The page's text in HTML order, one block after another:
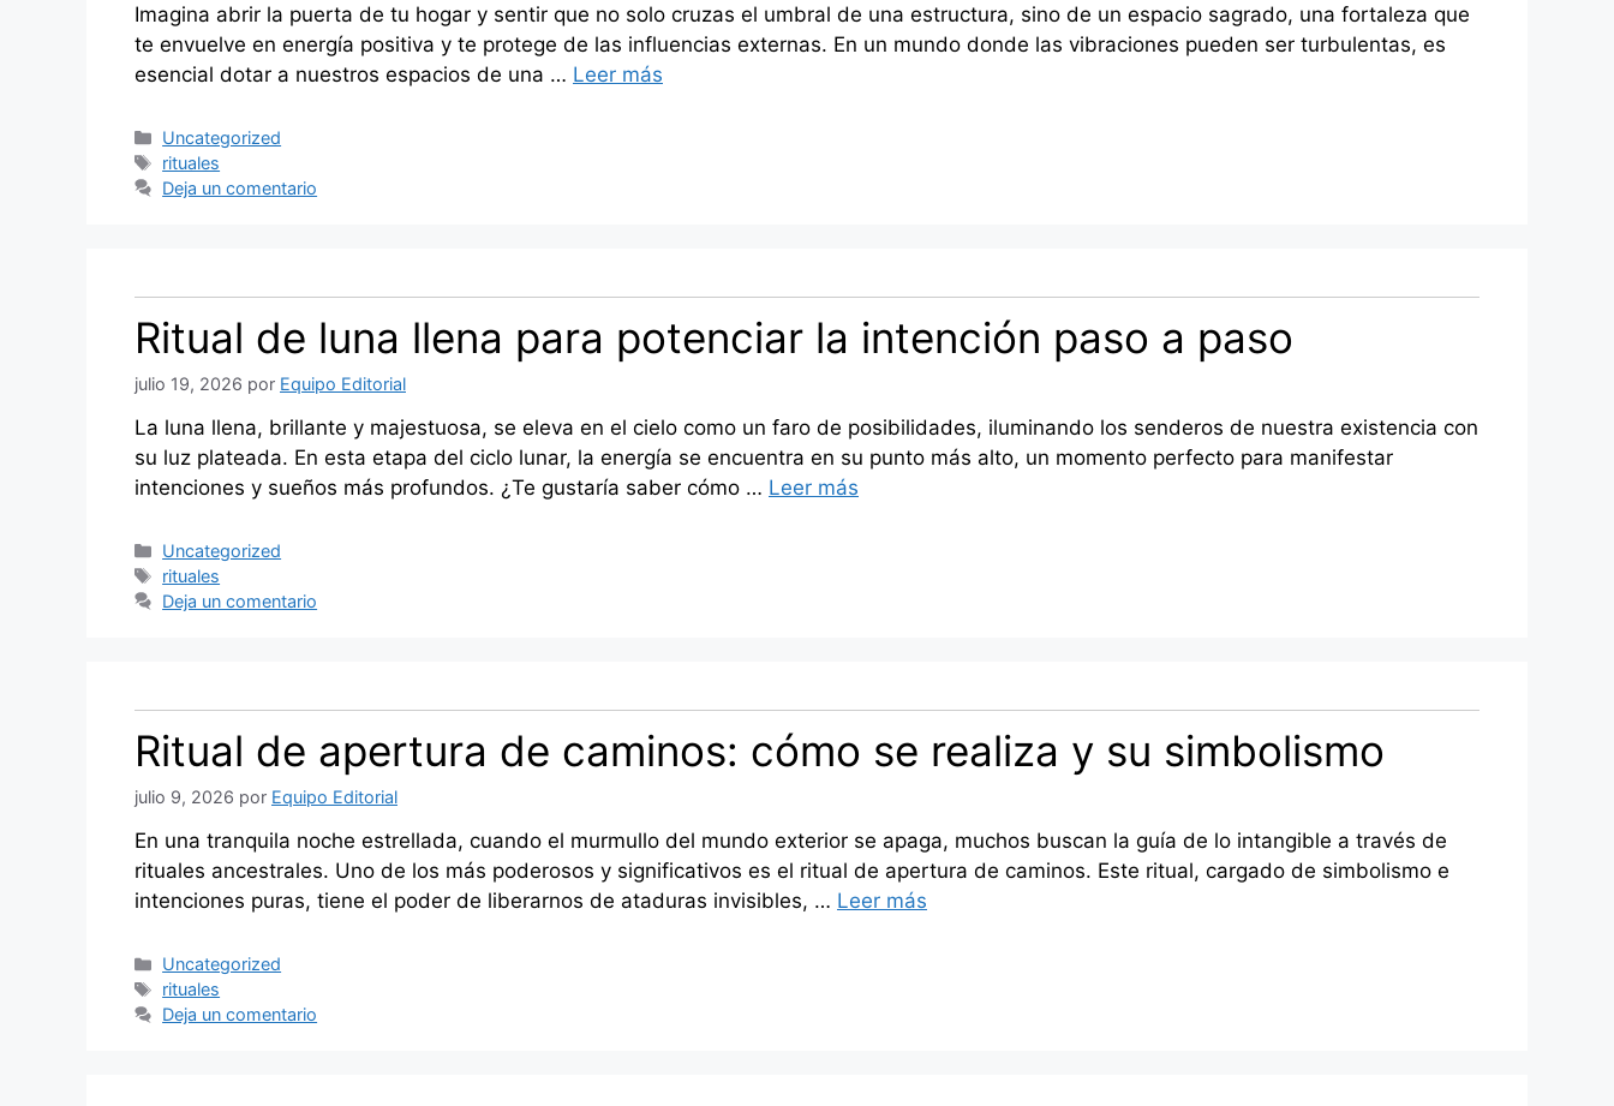
Imagina abrir la puerta de tu hogar y sentir que no solo cruzas el umbral de una estructura, sino de un espacio sagrado, una fortaleza que
te envuelve en energía positiva y te protege de las influencias externas. En un mundo donde las vibraciones pueden ser turbulentas, es
esencial dotar a nuestros espacios de una … Leer más
Categorías
Uncategorized
Etiquetas
rituales
Deja un comentario
Ritual de luna llena para potenciar la intención paso a paso
julio 19, 2026 por Equipo Editorial
La luna llena, brillante y majestuosa, se eleva en el cielo como un faro de posibilidades, iluminando los senderos de nuestra existencia con
su luz plateada. En esta etapa del ciclo lunar, la energía se encuentra en su punto más alto, un momento perfecto para manifestar
intenciones y sueños más profundos. ¿Te gustaría saber cómo … Leer más
Categorías
Uncategorized
Etiquetas
rituales
Deja un comentario
Ritual de apertura de caminos: cómo se realiza y su simbolismo
julio 9, 2026 por Equipo Editorial
En una tranquila noche estrellada, cuando el murmullo del mundo exterior se apaga, muchos buscan la guía de lo intangible a través de
rituales ancestrales. Uno de los más poderosos y significativos es el ritual de apertura de caminos. Este ritual, cargado de simbolismo e
intenciones puras, tiene el poder de liberarnos de ataduras invisibles, … Leer más
Categorías
Uncategorized
Etiquetas
rituales
Deja un comentario